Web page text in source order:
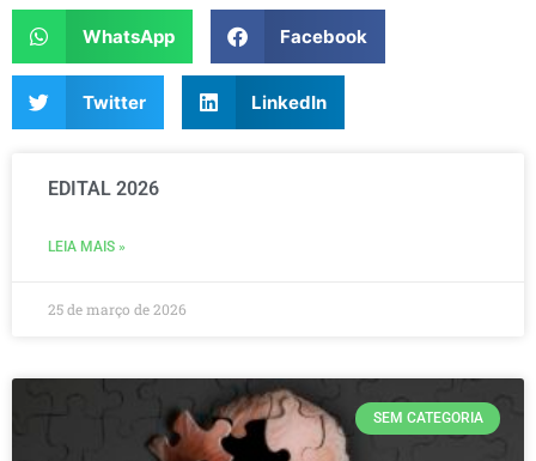
WhatsApp Facebook
Twitter LinkedIn
EDITAL 2026
LEIA MAIS »
25 de março de 2026
SEM CATEGORIA